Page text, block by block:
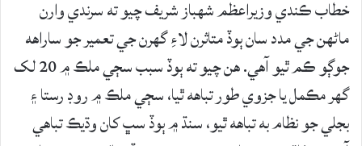
خطاب ڪندي وزيراعظم شهباز شريف چيو ته سرندي وارن
ماڻهن جي مدد سان ٻوڏ متاثرن لاءِ گهرن جي تعمير جو ساراهه
جوڳو ڪم ٿيو آهي. هن چيو ته ٻوڏ سبب سڄي ملڪ ۾ 20 لک
گهر مڪمل يا جزوي طور تباهه ٿيا، سڄي ملڪ ۾ روڊ رستا ۽
بجلي جو نظام به تباهه ٿيو، سنڌ ۾ ٻوڏ سڀ کان وڌيڪ تباهي